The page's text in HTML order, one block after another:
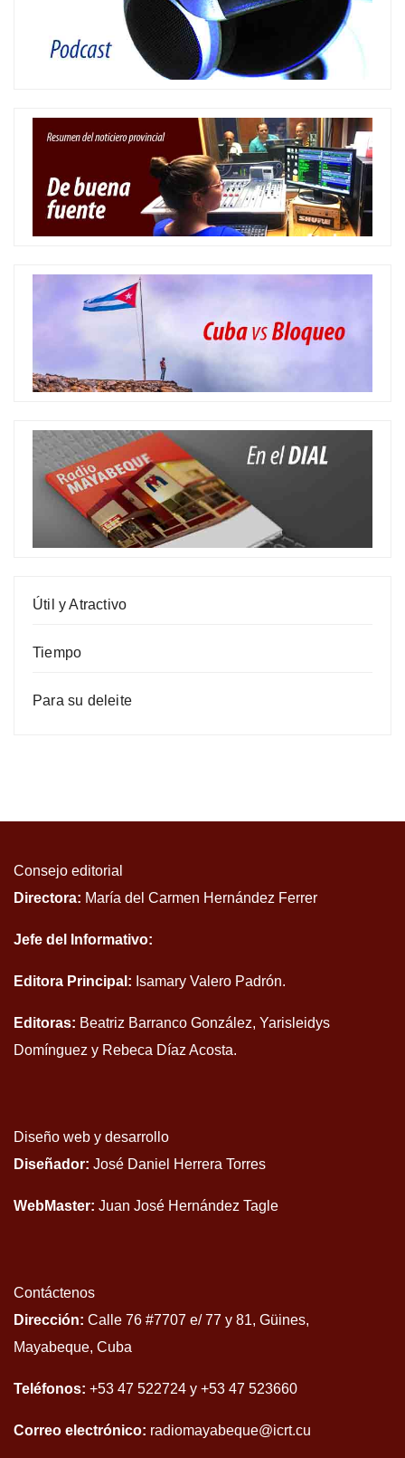
Útil y Atractivo
Tiempo
Para su deleite
Consejo editorial
Directora: María del Carmen Hernández Ferrer
Jefe del Informativo:
Editora Principal: Isamary Valero Padrón.
Editoras: Beatriz Barranco González, Yarisleidys
Domínguez y Rebeca Díaz Acosta.
Diseño web y desarrollo
Diseñador: José Daniel Herrera Torres
WebMaster: Juan José Hernández Tagle
Contáctenos
Dirección: Calle 76 #7707 e/ 77 y 81, Güines,
Mayabeque, Cuba
Teléfonos: +53 47 522724 y +53 47 523660
Correo electrónico: radiomayabeque@icrt.cu